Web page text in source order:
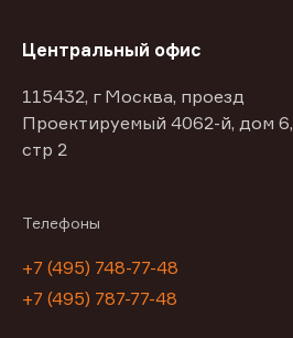
Центральный офис
115432, г Москва, проезд
Проектируемый 4062-й, дом 6,
стр 2
Телефоны
+7 (495) 748-77-48
+7 (495) 787-77-48